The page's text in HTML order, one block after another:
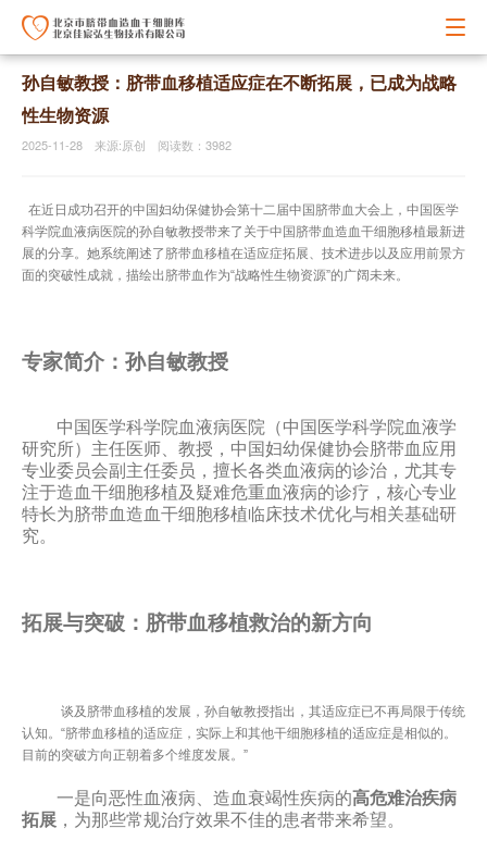
孙自敏教授：脐带血移植适应症在不断拓展，已成为战略
性生物资源
2025-11-28 来源:原创 阅读数：3982
在近日成功召开的中国妇幼保健协会第十二届中国脐带血大会上，中国医学
科学院血液病医院的孙自敏教授带来了关于中国脐带血造血干细胞移植最新进
展的分享。她系统阐述了脐带血移植在适应症拓展、技术进步以及应用前景方
面的突破性成就，描绘出脐带血作为“战略性生物资源”的广阔未来。
专家简介： 孙自敏教授
中国医学科学院血液病医院（中国医学科学院血液学
研究所）主任医师、教授，中国妇幼保健协会脐带血应用
专业委员会副主任委员，擅长各类血液病的诊治，尤其专
注于造血干细胞移植及疑难危重血液病的诊疗，核心专业
特长为脐带血造血干细胞移植临床技术优化与相关基础研
究。
拓展与突破：脐带血移植救治的新方向
谈及脐带血移植的发展，孙自敏教授指出，其适应症已不再局限于传统
认知。“脐带血移植的适应症，实际上和其他干细胞移植的适应症是相似的。
目前的突破方向正朝着多个维度发展。”
一是向恶性血液病、造血衰竭性疾病的高危难治疾病
拓展 ，为那些常规治疗效果不佳的患者带来希望。